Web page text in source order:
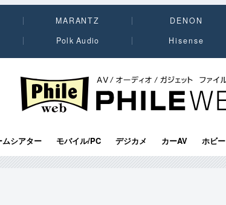
MARANTZ DENON
Polk Audio
Hisense
PHILE WEB｜AV/オーディオ/ガジェット
ムシアター モバイル/PC デジカメ カーAV ホビー